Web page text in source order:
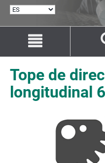
SELECCIONAR
contenido
la
navegación
Tope de
longitudinal